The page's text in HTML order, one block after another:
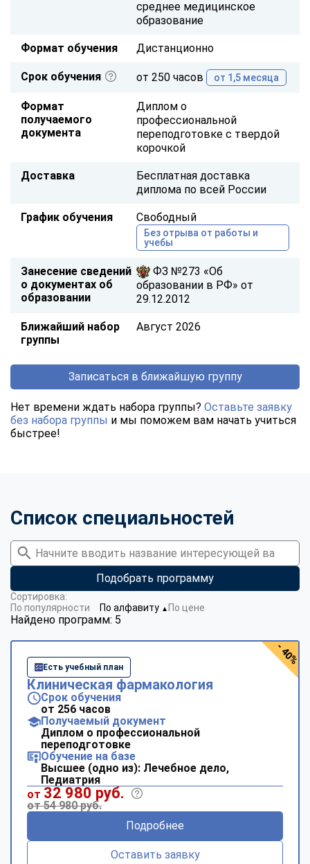
среднее медицинское
образование
Формат обучения Дистанционно
Срок обучения от 250 часов от 1,5 месяца
Формат
получаемого
документа
Диплом о
профессиональной
переподготовке с твердой
корочкой
Доставка
Бесплатная доставка
диплома по всей России
График обучения Свободный
Без отрыва от работы и
учебы
Занесение сведений
о документах об
образовании
ФЗ №273 «Об
образовании в РФ» от
29.12.2012
Ближайший набор
группы
Август 2026
Записаться в ближайшую группу
Нет времени ждать набора группы? Оставьте заявку
без набора группы и мы поможем вам начать учиться
быстрее!
Список специальностей
Подобрать программу
Найдено программ: 5
Сортировка:
По популярности
По алфавиту ▼ По цене
Есть учебный план
Клиническая фармакология
Срок обучения
от 256 часов
Получаемый документ
Диплом о профессиональной
переподготовке
Обучение на базе
Высшее (одно из): Лечебное дело,
Педиатрия
от 32 980 руб.
от 54 980 руб.
Подробнее
Оставить заявку
- 40%